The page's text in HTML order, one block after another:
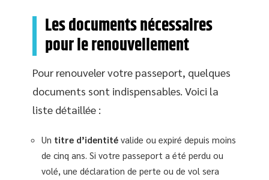
Les documents nécessaires
pour le renouvellement
Pour renouveler votre passeport, quelques
documents sont indispensables. Voici la
liste détaillée :
Un titre d’identité valide ou expiré depuis moins
de cinq ans. Si votre passeport a été perdu ou
volé, une déclaration de perte ou de vol sera